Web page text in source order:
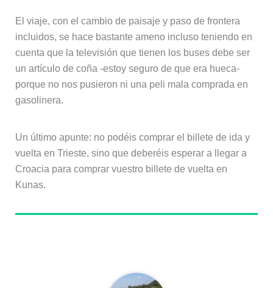
El viaje, con el cambio de paisaje y paso de frontera
incluidos, se hace bastante ameno incluso teniendo en
cuenta que la televisión que tienen los buses debe ser
un artículo de coña -estoy seguro de que era hueca-
porque no nos pusieron ni una peli mala comprada en
gasolinera.
Un último apunte: no podéis comprar el billete de ida y
vuelta en Trieste, sino que deberéis esperar a llegar a
Croacia para comprar vuestro billete de vuelta en
Kunas.